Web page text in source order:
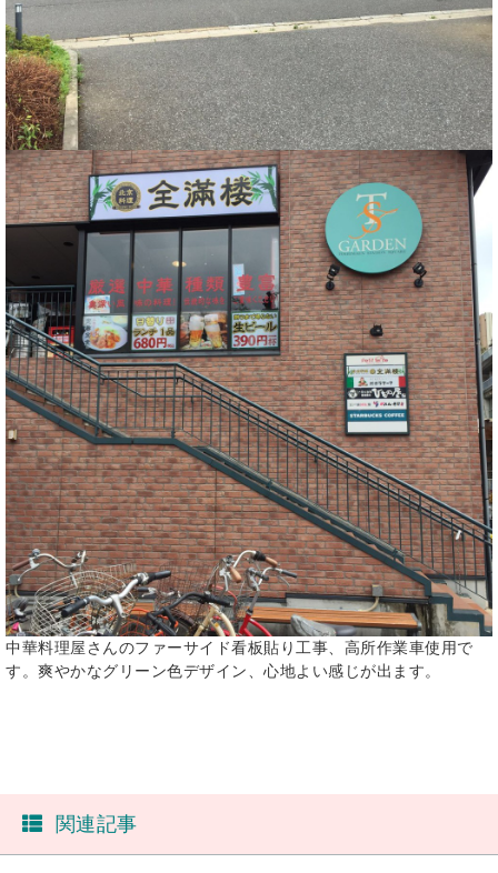
中華料理屋さんのファーサイド看板貼り工事、高所作業車使用で
す。爽やかなグリーン色デザイン、心地よい感じが出ます。
関連記事